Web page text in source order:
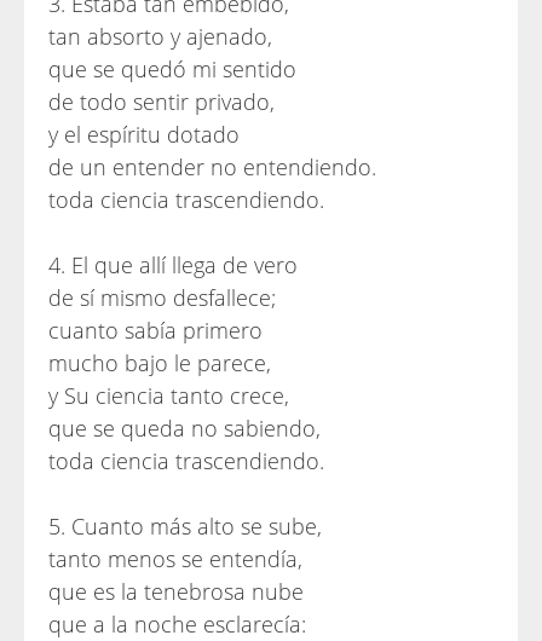
tan absorto y ajenado,
que se quedó mi sentido
de todo sentir privado,
y el espíritu dotado
de un entender no entendiendo.
toda ciencia trascendiendo.
4. El que allí llega de vero
de sí mismo desfallece;
cuanto sabía primero
mucho bajo le parece,
y Su ciencia tanto crece,
que se queda no sabiendo,
toda ciencia trascendiendo.
5. Cuanto más alto se sube,
tanto menos se entendía,
que es la tenebrosa nube
que a la noche esclarecía: